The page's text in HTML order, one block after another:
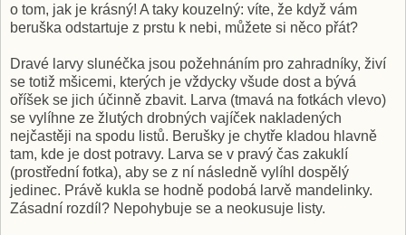
o tom, jak je krásný! A taky kouzelný: víte, že když vám
beruška odstartuje z prstu k nebi, můžete si něco přát?
Dravé larvy slunéčka jsou požehnáním pro zahradníky, živí
se totiž mšicemi, kterých je vždycky všude dost a bývá
oříšek se jich účinně zbavit. Larva (tmavá na fotkách vlevo)
se vylíhne ze žlutých drobných vajíček nakladených
nejčastěji na spodu listů. Berušky je chytře kladou hlavně
tam, kde je dost potravy. Larva se v pravý čas zakuklí
(prostřední fotka), aby se z ní následně vylíhl dospělý
jedinec. Právě kukla se hodně podobá larvě mandelinky.
Zásadní rozdíl? Nepohybuje se a neokusuje listy.